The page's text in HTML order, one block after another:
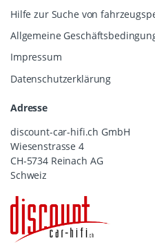
Hilfe zur Suche von
Allgemeine
Impressum
Datenschutzerklärung
Adresse
discount-car-hifi.ch GmbH
Wiesenstrasse 4
CH-5734 Reinach AG
Schweiz